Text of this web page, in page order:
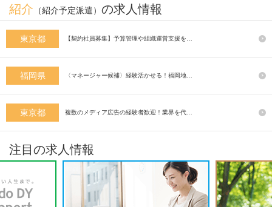
紹介 （紹介予定派遣） の求人情報
東京都 【契約社員募集】予算管理や組織運営支援を…
福岡県 〈マネージャー候補〉経験活かせる！福岡地…
東京都 複数のメディア広告の経験者歓迎！業界を代…
注目の求人情報